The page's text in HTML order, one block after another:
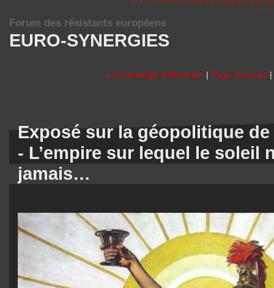
EURO-SYNERGIES
Forum des résistants européens
« La stratégie d’Abraham | Page d'accueil |
Exposé sur la géopolitique
- L’empire sur lequel le soleil
jamais…